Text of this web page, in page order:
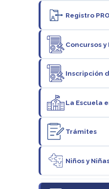
Registro
Concursos
Inscripción
La Escuela
Trámites
Niños y